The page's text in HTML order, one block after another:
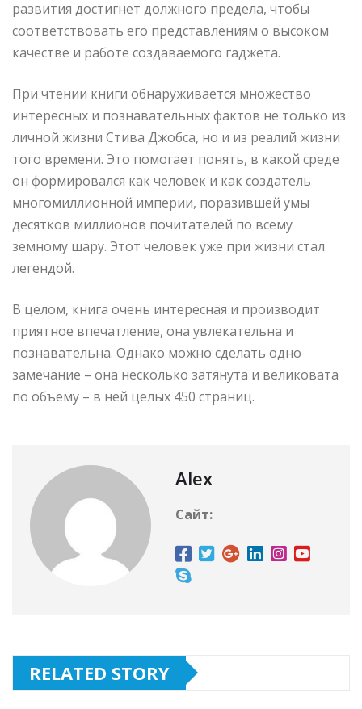
развития достигнет должного предела, чтобы
соответствовать его представлениям о высоком
качестве и работе создаваемого гаджета.
При чтении книги обнаруживается множество
интересных и познавательных фактов не только из
личной жизни Стива Джобса, но и из реалий жизни
того времени. Это помогает понять, в какой среде
он формировался как человек и как создатель
многомиллионной империи, поразившей умы
десятков миллионов почитателей по всему
земному шару. Этот человек уже при жизни стал
легендой.
В целом, книга очень интересная и производит
приятное впечатление, она увлекательна и
познавательна. Однако можно сделать одно
замечание – она несколько затянута и великовата
по объему – в ней целых 450 страниц.
Alex
Сайт:
RELATED STORY